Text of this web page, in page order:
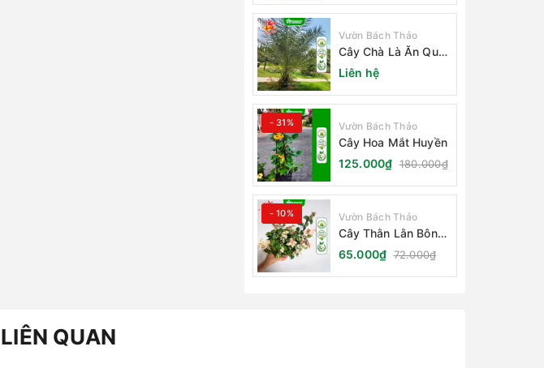
Vườn Bách Thảo
Cây Chà Là Ăn Quả
Barhee Trồng Sân
Vườn
Liên hệ
- 31% Vườn Bách Thảo
Cây Hoa Mắt Huyền
125.000₫ 180.000₫
- 10% Vườn Bách Thảo
Cây Thằn Lằn Bông
(Vảy Ốc Cẩm Thạch)
65.000₫ 72.000₫
QUAN